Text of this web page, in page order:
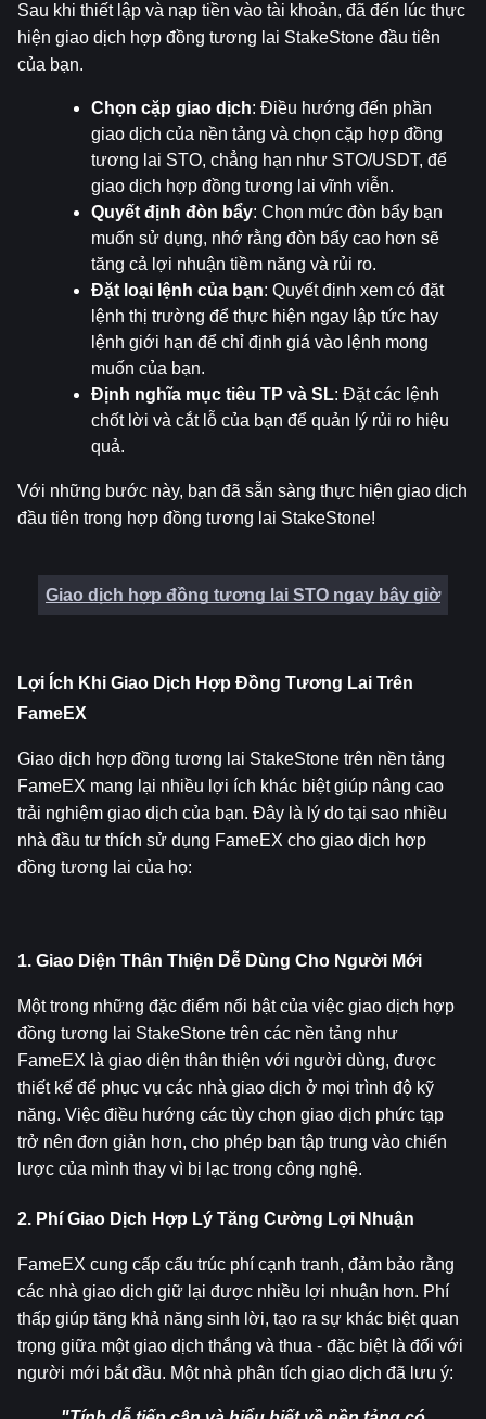
Sau khi thiết lập và nạp tiền vào tài khoản, đã đến lúc thực
hiện giao dịch hợp đồng tương lai StakeStone đầu tiên
của bạn.
Chọn cặp giao dịch: Điều hướng đến phần
giao dịch của nền tảng và chọn cặp hợp đồng
tương lai STO, chẳng hạn như STO/USDT, để
giao dịch hợp đồng tương lai vĩnh viễn.
Quyết định đòn bẩy: Chọn mức đòn bẩy bạn
muốn sử dụng, nhớ rằng đòn bẩy cao hơn sẽ
tăng cả lợi nhuận tiềm năng và rủi ro.
Đặt loại lệnh của bạn: Quyết định xem có đặt
lệnh thị trường để thực hiện ngay lập tức hay
lệnh giới hạn để chỉ định giá vào lệnh mong
muốn của bạn.
Định nghĩa mục tiêu TP và SL: Đặt các lệnh
chốt lời và cắt lỗ của bạn để quản lý rủi ro hiệu
quả.
Với những bước này, bạn đã sẵn sàng thực hiện giao dịch
đầu tiên trong hợp đồng tương lai StakeStone!
Giao dịch hợp đồng tương lai STO ngay bây giờ
Lợi Ích Khi Giao Dịch Hợp Đồng Tương Lai Trên
FameEX
Giao dịch hợp đồng tương lai StakeStone trên nền tảng
FameEX mang lại nhiều lợi ích khác biệt giúp nâng cao
trải nghiệm giao dịch của bạn. Đây là lý do tại sao nhiều
nhà đầu tư thích sử dụng FameEX cho giao dịch hợp
đồng tương lai của họ:
1. Giao Diện Thân Thiện Dễ Dùng Cho Người Mới
Một trong những đặc điểm nổi bật của việc giao dịch hợp
đồng tương lai StakeStone trên các nền tảng như
FameEX là giao diện thân thiện với người dùng, được
thiết kế để phục vụ các nhà giao dịch ở mọi trình độ kỹ
năng. Việc điều hướng các tùy chọn giao dịch phức tạp
trở nên đơn giản hơn, cho phép bạn tập trung vào chiến
lược của mình thay vì bị lạc trong công nghệ.
2. Phí Giao Dịch Hợp Lý Tăng Cường Lợi Nhuận
FameEX cung cấp cấu trúc phí cạnh tranh, đảm bảo rằng
các nhà giao dịch giữ lại được nhiều lợi nhuận hơn. Phí
thấp giúp tăng khả năng sinh lời, tạo ra sự khác biệt quan
trọng giữa một giao dịch thắng và thua - đặc biệt là đối với
người mới bắt đầu. Một nhà phân tích giao dịch đã lưu ý: